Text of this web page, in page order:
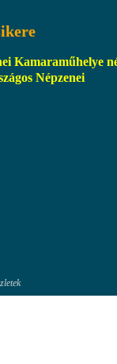
Kamaraműhelye
Népzenei